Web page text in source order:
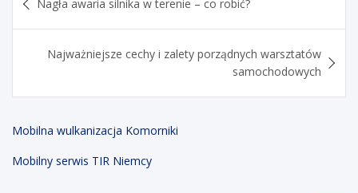
wpisu
Nagła awaria silnika w terenie – co robić?
Najważniejsze cechy i zalety porządnych warsztatów
samochodowych
Mobilna wulkanizacja Komorniki
Mobilny serwis TIR Niemcy